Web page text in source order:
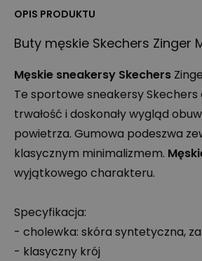
OPIS PRODUKTU
Buty męskie Skechers Zinger
Męskie sneakersy Skechers
Te sportowe sneakersy Skechers
trwałość i doskonały wygląd
powietrza. Gumowa podeszwa
klasycznym minimalizmem.
wyjątkowego charakteru.
Specyfikacja:
- cholewka: skóra syntetyczna,
- klasyczny krój